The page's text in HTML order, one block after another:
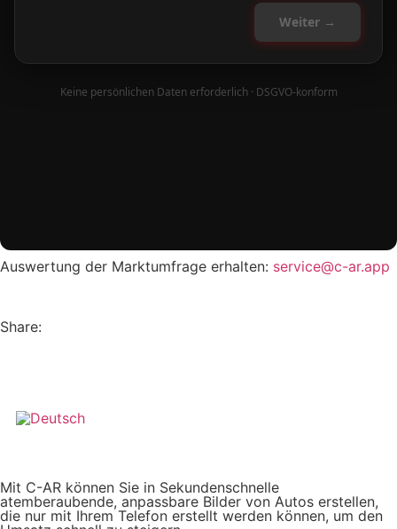
Auswertung der Marktumfrage erhalten: service@c-ar.app
Share:
Mit C-AR können Sie in Sekundenschnelle
atemberaubende, anpassbare Bilder von Autos erstellen,
die nur mit Ihrem Telefon erstellt werden können, um den